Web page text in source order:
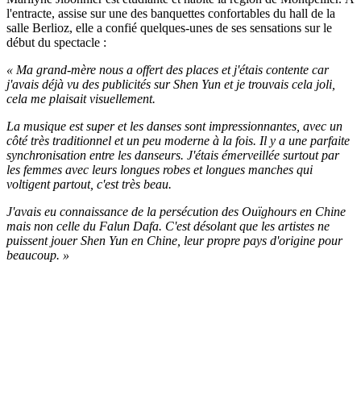
l'entracte, assise sur une des banquettes confortables du hall de la
salle Berlioz, elle a confié quelques-unes de ses sensations sur le
début du spectacle :
« Ma grand-mère nous a offert des places et j'étais contente car
j'avais déjà vu des publicités sur Shen Yun et je trouvais cela joli,
cela me plaisait visuellement.
La musique est super et les danses sont impressionnantes, avec un
côté très traditionnel et un peu moderne à la fois. Il y a une parfaite
synchronisation entre les danseurs. J'étais émerveillée surtout par
les femmes avec leurs longues robes et longues manches qui
voltigent partout, c'est très beau.
J'avais eu connaissance de la persécution des Ouïghours en Chine
mais non celle du Falun Dafa. C'est désolant que les artistes ne
puissent jouer Shen Yun en Chine, leur propre pays d'origine pour
beaucoup. »